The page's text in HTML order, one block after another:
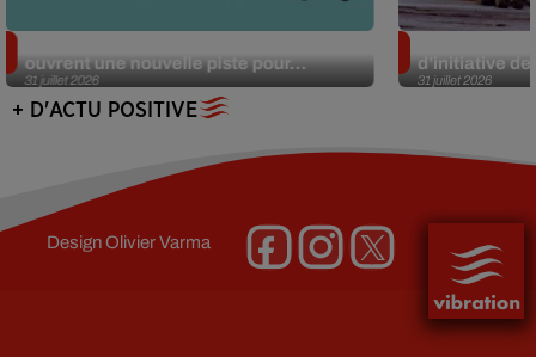
31 juillet 2026
ouvrent une nouvelle piste pour...
31 juillet 2026
d’initiative
+ D'ACTU POSITIVE
DesignOlivier Varma